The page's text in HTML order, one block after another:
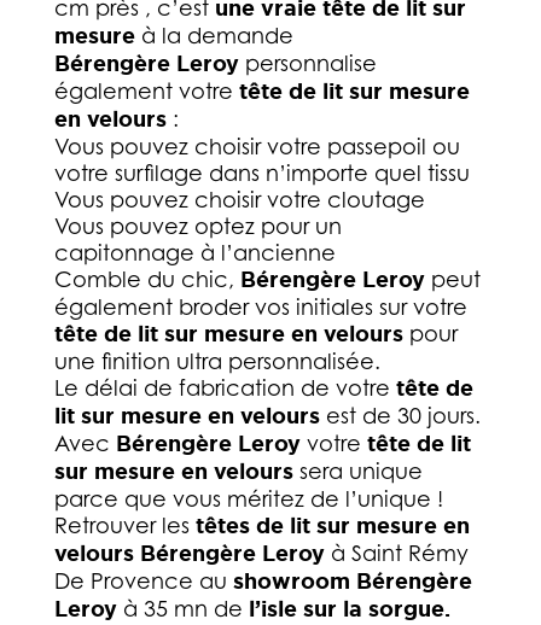
cm près , c’estune vraie tête de lit sur
mesureà la demande
Bérengère Leroypersonnalise
également votre tête de lit sur mesure
en velours:
Vous pouvez choisir votre passepoil ou
votre surfilage dans n’importe quel tissu
Vous pouvez choisir votre cloutage
Vous pouvez optez pour un
capitonnage à l’ancienne
Comble du chic, Bérengère Leroypeut
également broder vos initiales sur votre
tête de lit sur mesure en velourspour
une finition ultra personnalisée.
Le délai de fabrication de votre tête de
lit sur mesure en veloursest de 30 jours.
Avec Bérengère Leroyvotre tête de lit
sur mesure en velourssera unique
parce que vous méritez de l’unique !
Retrouver les têtes de lit sur mesure en
velours Bérengère Leroyà Saint Rémy
De Provence au showroom Bérengère
Leroyà 35 mn de l’isle sur la sorgue.